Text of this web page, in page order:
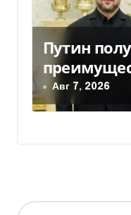
Путин
действиям
Авг 7, 2026
Н